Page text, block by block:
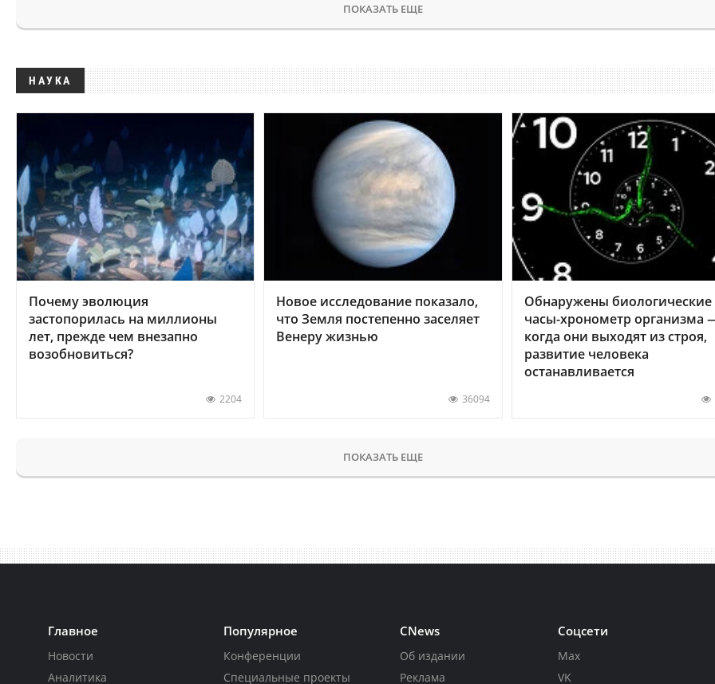
ПОКАЗАТЬ ЕЩЕ
НАУКА
Почему эволюция
застопорилась на миллионы
лет, прежде чем внезапно
возобновиться?
2204
Новое исследование показало,
что Земля постепенно заселяет
Венеру жизнью
36094
Обнаружены биологические
часы-хронометр организма
когда они выходят из строя,
развитие человека
останавливается
ПОКАЗАТЬ ЕЩЕ
Главное
Новости
Аналитика
Популярное
Конференции
Специальные проекты
CNews
Об издании
Реклама
Соцсети
Max
VK